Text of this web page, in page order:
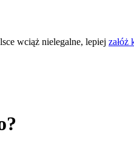
wciąż nielegalne, lepiej załóż